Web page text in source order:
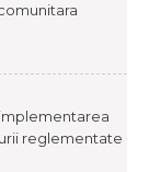
reglementate